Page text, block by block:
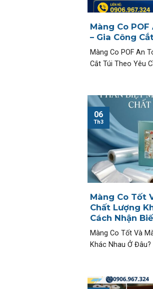
Màng Co
– Gia Công
Màng Co POF An
Cắt Túi Theo Yêu
Màng Co Tốt
Chất Lượng
Cách Nhận
Màng Co Tốt Và
Khác Nhau Ở Đâu?
06
Th3